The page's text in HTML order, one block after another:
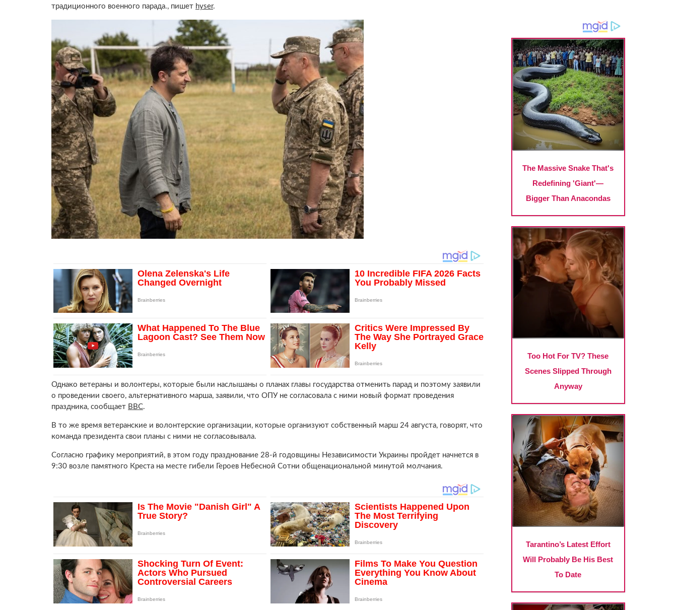
традиционного военного парада., пишет hyser.
Однако ветераны и волонтеры, которые были наслышаны о планах главы государства отменить парад и поэтому заявили
о проведении своего, альтернативного марша, заявили, что ОПУ не согласовала с ними новый формат проведения
праздника, сообщает ВВС.
В то же время ветеранские и волонтерские организации, которые организуют собственный марш 24 августа, говорят, что
команда президента свои планы с ними не согласовывала.
Согласно графику мероприятий, в этом году празднование 28-й годовщины Независимости Украины пройдет начнется в
9:30 возле памятного Креста на месте гибели Героев Небесной Сотни общенациональной минутой молчания.